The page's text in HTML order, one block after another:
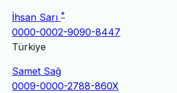
İhsan Sarı *
0000-0002-9090-8447
Türkiye
Samet Sağ
0009-0000-2788-860X